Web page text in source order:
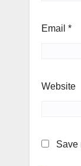
Email *
Website
Save